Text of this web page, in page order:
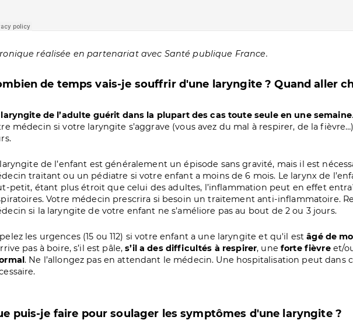
réalisée en partenariat avec Santé publique France.
de temps vais-je souffrir d'une laryngite ? Quand aller
de l’adulte guérit dans la plupart des cas toute seule en une semaine
médecin si votre laryngite s’aggrave (vous avez du mal à respirer, de la
de l’enfant est généralement un épisode sans gravité, mais il est
traitant ou un pédiatre si votre enfant a moins de 6 mois. Le larynx de
petit, étant plus étroit que celui des adultes, l’inflammation peut en effet
Votre médecin prescrira si besoin un traitement anti-inflammatoire.
si la laryngite de votre enfant ne s’améliore pas au bout de 2 ou 3 jours.
les urgences (15 ou 112) si votre enfant a une laryngite et qu'il est âgé de
pas à boire, s’il est pâle,s’il a des difficultés à respirer, une forte fièvreet/
. Ne l’allongez pas en attendant le médecin. Une hospitalisation peut dans
puis-je faire pour soulager les symptômes d'une laryngite ?